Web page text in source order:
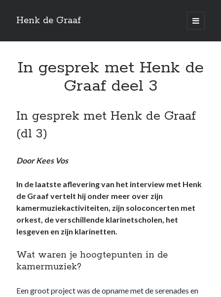
Henk de Graaf
open
primair
Albums
Referenties
Videoproducties
RTV Bunschoten
Henry le Comte
Contact
English info
In gesprek met Henk de
Graaf deel 3
In gesprek met Henk de Graaf
(dl 3)
Door Kees Vos
In de laatste aflevering van het interview met Henk
de Graaf vertelt hij onder meer over zijn
kamermuziekactiviteiten, zijn soloconcerten met
orkest, de verschillende klarinetscholen, het
lesgeven en zijn klarinetten.
Wat waren je hoogtepunten in de
kamermuziek?
Een groot project was de opname met de serenades en